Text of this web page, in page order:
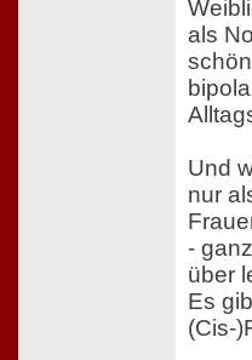
als
Und
nur
-
über
Es
(Cis-